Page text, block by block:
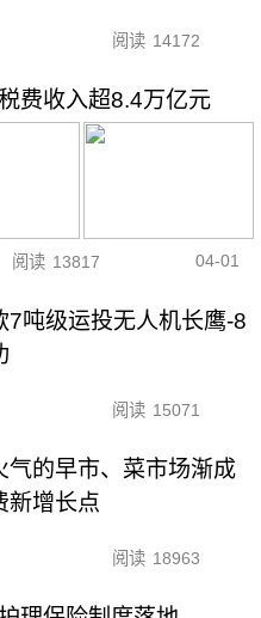
阅读 14172
费收入超8.4万亿元
阅读 13817 04-01
7吨级运投无人机长鹰-8
阅读 15071
气的早市、菜市场渐成
新增长点
阅读 18963